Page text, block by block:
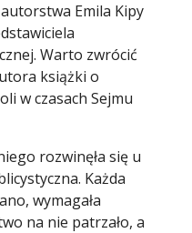
Emila Kipy
Warto zwrócić
książki o
w czasach Sejmu
rozwinęła się u
Każda
wymagała
na nie patrzało, a